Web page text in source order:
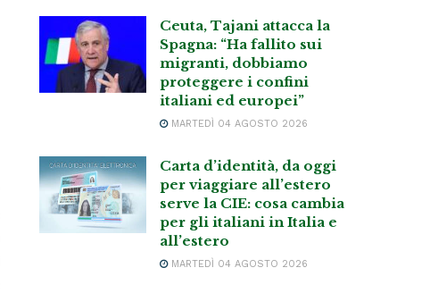
Ceuta, Tajani attacca la
Spagna: “Ha fallito sui
migranti, dobbiamo
proteggere i confini
italiani ed europei”
MARTEDÌ 04 AGOSTO 2026
Carta d’identità, da oggi
per viaggiare all’estero
serve la CIE: cosa cambia
per gli italiani in Italia e
all’estero
MARTEDÌ 04 AGOSTO 2026